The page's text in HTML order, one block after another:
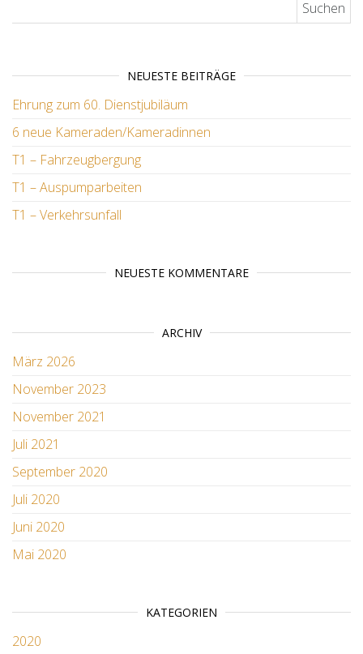
NEUESTE BEITRÄGE
Ehrung zum 60. Dienstjubiläum
6 neue Kameraden/Kameradinnen
T1 – Fahrzeugbergung
T1 – Auspumparbeiten
T1 – Verkehrsunfall
NEUESTE KOMMENTARE
ARCHIV
März 2026
November 2023
November 2021
Juli 2021
September 2020
Juli 2020
Juni 2020
Mai 2020
KATEGORIEN
2020